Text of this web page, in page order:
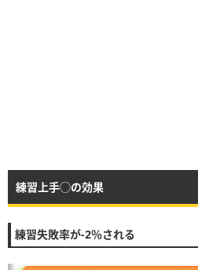
練習上手◯の効果
練習失敗率が-2％される